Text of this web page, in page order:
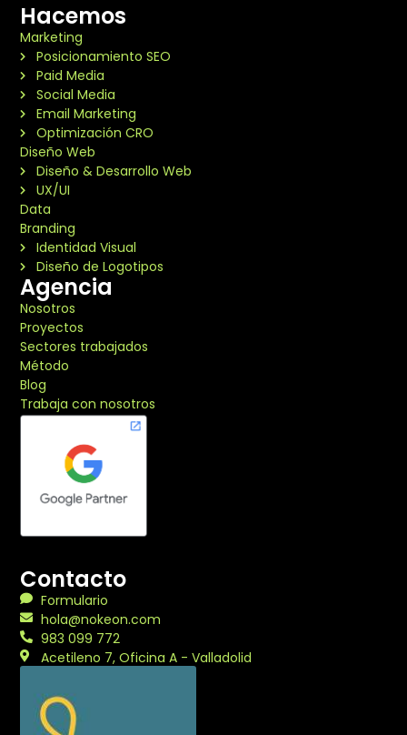
Hacemos
Marketing
Posicionamiento SEO
Paid Media
Social Media
Email Marketing
Optimización CRO
Diseño Web
Diseño & Desarrollo Web
UX/UI
Data
Branding
Identidad Visual
Diseño de Logotipos
Agencia
Nosotros
Proyectos
Sectores trabajados
Método
Blog
Trabaja con nosotros
Contacto
Formulario
hola@nokeon.com
983 099 772
Acetileno 7, Oficina A - Valladolid